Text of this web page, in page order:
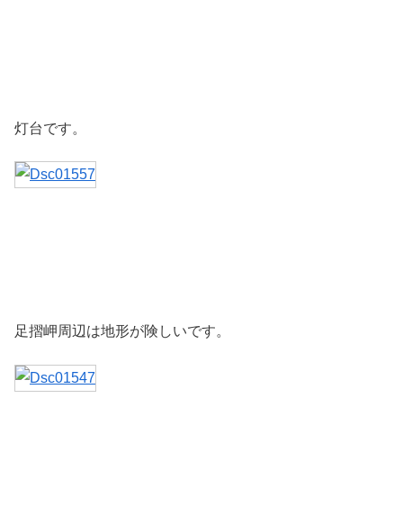
灯台です。
足摺岬周辺は地形が険しいです。